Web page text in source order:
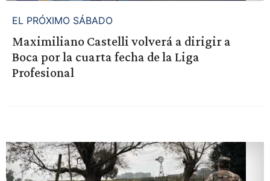
EL PRÓXIMO SÁBADO
Maximiliano Castelli volverá a dirigir a
Boca por la cuarta fecha de la Liga
Profesional